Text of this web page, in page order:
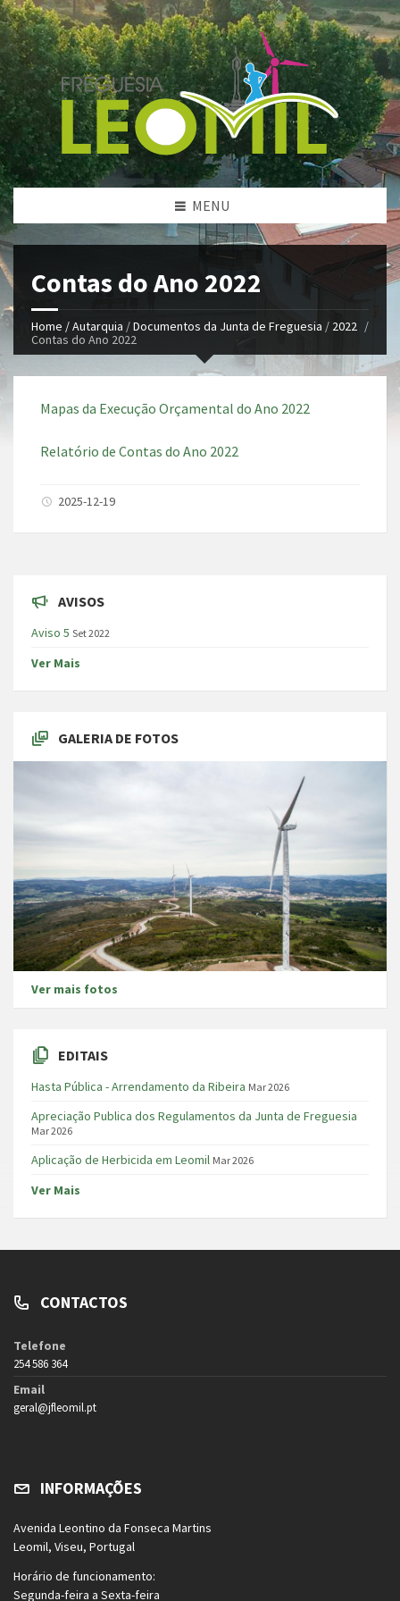
MENU
Contas do Ano 2022
Home /Autarquia /Documentos da Junta de Freguesia / 2022 /
Contas do Ano 2022
Mapas da Execução Orçamental do Ano 2022
Relatório de Contas do Ano 2022
2025-12-19
AVISOS
Aviso 5 Set 2022
Ver Mais
GALERIA DE FOTOS
Ver mais fotos
EDITAIS
Hasta Pública - Arrendamento da Ribeira Mar 2026
Apreciação Publica dos Regulamentos da Junta de Freguesia
Mar 2026
Aplicação de Herbicida em Leomil Mar 2026
Ver Mais
CONTACTOS
Telefone
254 586 364
Email
geral@jfleomil.pt
INFORMAÇÕES
Avenida Leontino da Fonseca Martins
Leomil, Viseu, Portugal
Horário de funcionamento:
Segunda-feira a Sexta-feira